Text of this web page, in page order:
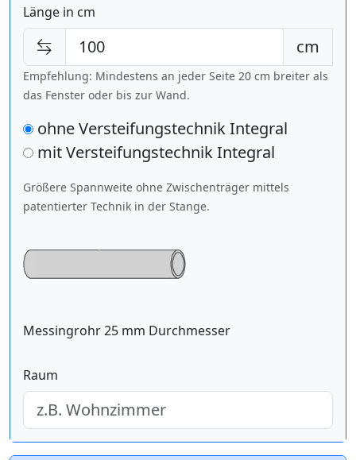
Länge in cm
cm
Empfehlung: Mindestens an jeder Seite 20 cm breiter als
das Fenster oder bis zur Wand.
ohne Versteifungstechnik Integral
mit VersteifungstechnikIntegral
Größere Spannweite ohne Zwischenträger mittels
patentierter Technik in der Stange.
Messingrohr 25 mm Durchmesser
Raum